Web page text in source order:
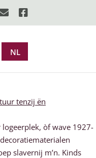
NL
tenzij ën
òf wave 1927-
slavernij m’n. Kinds